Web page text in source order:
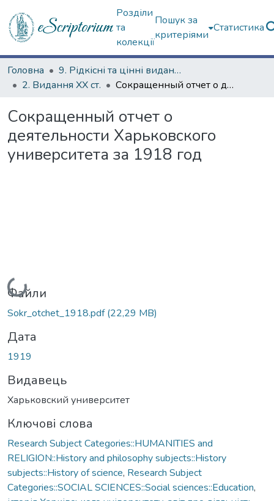
Розділи
та
колекції
Пошук за
критеріями
Статистика
Головна
9. Рідкісні та цінні видання
2. Видання ХХ ст.
Сокращенный отчет о деятельности Харьковского университета за 1918 год
Сокращенный отчет о
деятельности Харьковского
университета за 1918 год
Вантажиться...
Файли
Sokr_otchet_1918.pdf(22,29 MB)
Дата
1919
Видавець
Харьковский университет
Ключові слова
Research Subject Categories::HUMANITIES and
RELIGION::History and philosophy subjects::History
subjects::History of science, Research Subject
Categories::SOCIAL SCIENCES::Social sciences::Education,